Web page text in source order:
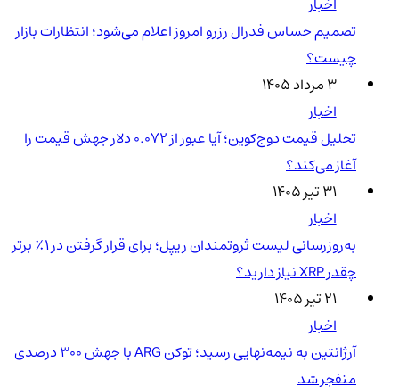
تصمیم حساس فدرال رزرو امروز اعلام می‌شود؛ انتظارات بازار
چیست؟
۳ مرداد ۱۴۰۵
اخبار
تحلیل قیمت دوج‌کوین؛ آیا عبور از ۰.۰۷۲ دلار جهش قیمت را
آغاز می‌کند؟
۳۱ تیر ۱۴۰۵
اخبار
به‌روزرسانی لیست ثروتمندان ریپل؛ برای قرار گرفتن در ۱٪ برتر
چقدر XRP نیاز دارید؟
۲۱ تیر ۱۴۰۵
اخبار
آرژانتین به نیمه‌نهایی رسید؛ توکن ARG با جهش ۳۰۰ درصدی
منفجر شد